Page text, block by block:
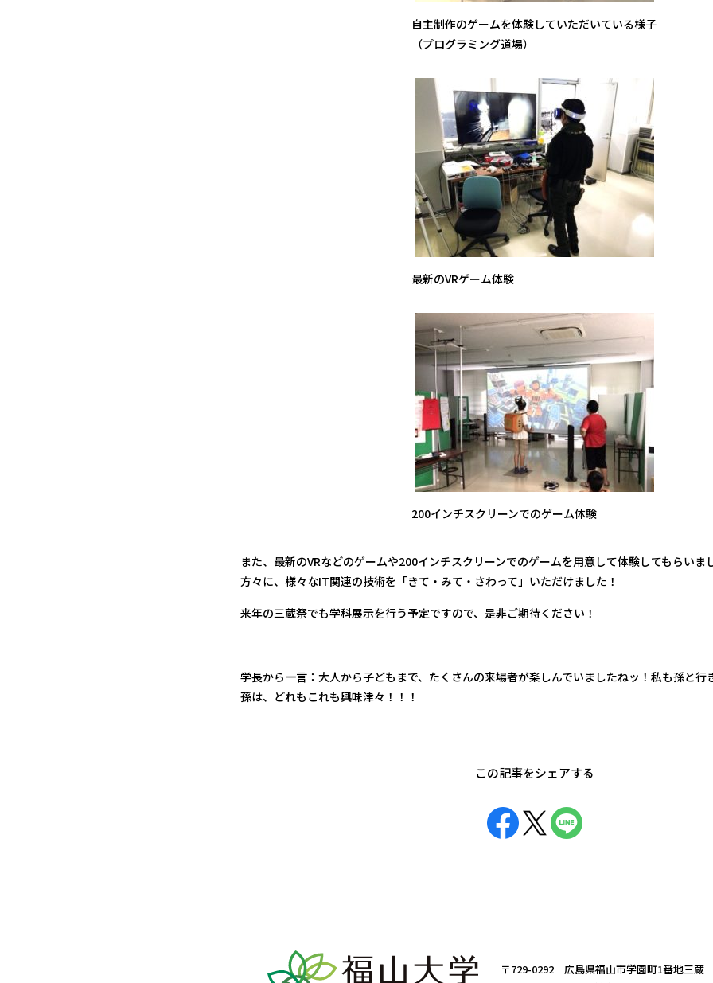
自主制作のゲームを体験していただいている様子
（プログラミング道場）
最新のVRゲーム体験
200インチスクリーンでのゲーム体験
また、最新のVRなどのゲームや200インチスクリーンでのゲームを用意して体験してもらいま
方々に、様々なIT関連の技術を「きて・みて・さわって」いただけました！
来年の三蔵祭でも学科展示を行う予定ですので、是非ご期待ください！
学長から一言：大人から子どもまで、たくさんの来場者が楽しんでいましたねッ！私も孫と行
孫は、どれもこれも興味津々！！！
この記事をシェアする
〒729-0292 広島県福山市学園町1番地三蔵